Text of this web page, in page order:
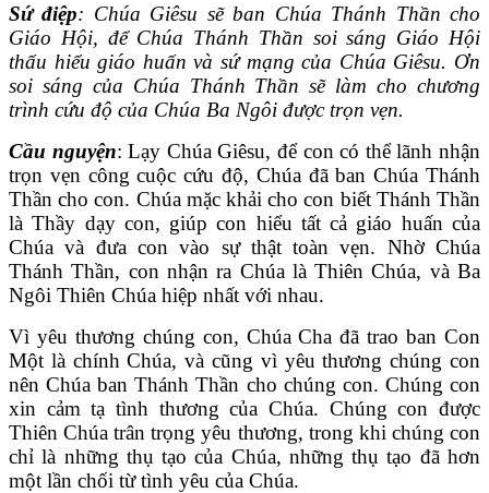
Sứ điệp: Chúa Giêsu sẽ ban Chúa Thánh Thần cho
Giáo Hội, để Chúa Thánh Thần soi sáng Giáo Hội
thấu hiểu giáo huấn và sứ mạng của Chúa Giêsu. Ơn
soi sáng của Chúa Thánh Thần sẽ làm cho chương
trình cứu độ của Chúa Ba Ngôi được trọn vẹn.
Cầu nguyện: Lạy Chúa Giêsu, để con có thể lãnh nhận
trọn vẹn công cuộc cứu độ, Chúa đã ban Chúa Thánh
Thần cho con. Chúa mặc khải cho con biết Thánh Thần
là Thầy dạy con, giúp con hiểu tất cả giáo huấn của
Chúa và đưa con vào sự thật toàn vẹn. Nhờ Chúa
Thánh Thần, con nhận ra Chúa là Thiên Chúa, và Ba
Ngôi Thiên Chúa hiệp nhất với nhau.
Vì yêu thương chúng con, Chúa Cha đã trao ban Con
Một là chính Chúa, và cũng vì yêu thương chúng con
nên Chúa ban Thánh Thần cho chúng con. Chúng con
xin cảm tạ tình thương của Chúa. Chúng con được
Thiên Chúa trân trọng yêu thương, trong khi chúng con
chỉ là những thụ tạo của Chúa, những thụ tạo đã hơn
một lần chối từ tình yêu của Chúa.